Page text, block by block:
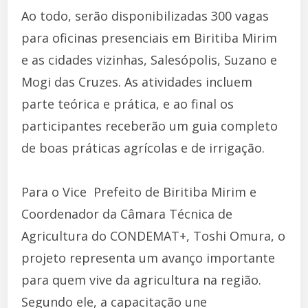
Ao todo, serão disponibilizadas 300 vagas
para oficinas presenciais em Biritiba Mirim
e as cidades vizinhas, Salesópolis, Suzano e
Mogi das Cruzes. As atividades incluem
parte teórica e prática, e ao final os
participantes receberão um guia completo
de boas práticas agrícolas e de irrigação.
Para o Vice  Prefeito de Biritiba Mirim e
Coordenador da Câmara Técnica de
Agricultura do CONDEMAT+, Toshi Omura, o
projeto representa um avanço importante
para quem vive da agricultura na região.
Segundo ele, a capacitação une